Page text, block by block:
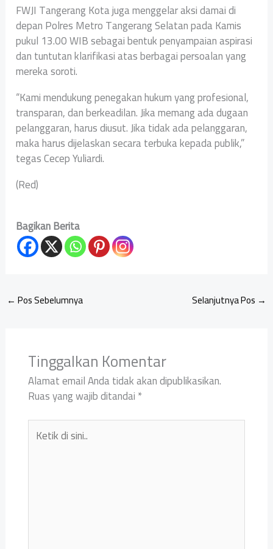
FWJI Tangerang Kota juga menggelar aksi damai di
depan Polres Metro Tangerang Selatan pada Kamis
pukul 13.00 WIB sebagai bentuk penyampaian aspirasi
dan tuntutan klarifikasi atas berbagai persoalan yang
mereka soroti.
“Kami mendukung penegakan hukum yang profesional,
transparan, dan berkeadilan. Jika memang ada dugaan
pelanggaran, harus diusut. Jika tidak ada pelanggaran,
maka harus dijelaskan secara terbuka kepada publik,”
tegas Cecep Yuliardi.
(Red)
Bagikan Berita
← Pos Sebelumnya Selanjutnya Pos →
Tinggalkan Komentar
Alamat email Anda tidak akan dipublikasikan.
Ruas yang wajib ditandai*
Ketik